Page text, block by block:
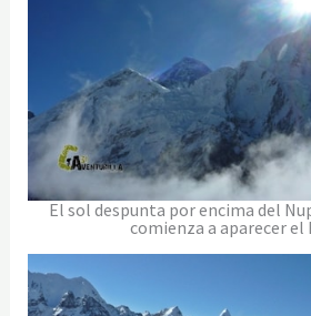
El sol despunta por encima del
comienza a aparecer el